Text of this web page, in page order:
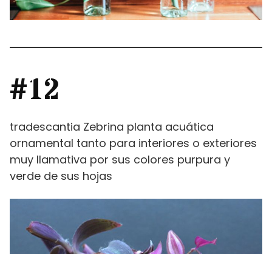
#12
tradescantia Zebrina planta acuática
ornamental tanto para interiores o exteriores
muy llamativa por sus colores purpura y
verde de sus hojas